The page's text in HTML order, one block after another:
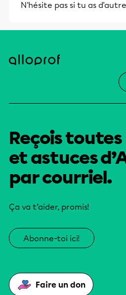
N'hésite pas si tu as
Reçois
et astuces
par courriel.
Ça va t’aider, promis!
Abonne-toi ici!
Faire un don